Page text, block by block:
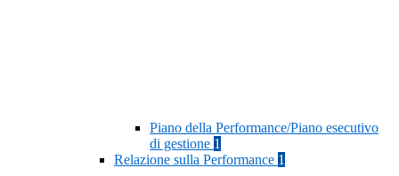
Piano della Performance/Piano esecutivo
di gestione 1
Relazione sulla Performance 1